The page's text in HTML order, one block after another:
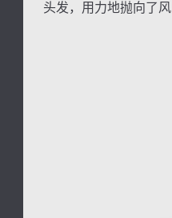
头发，用力地抛向了风